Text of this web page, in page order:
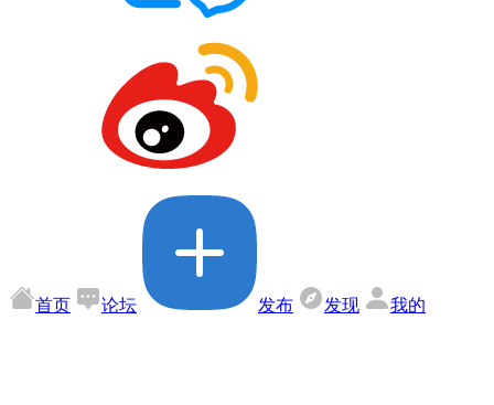
首页 论坛 发布 发现 我的